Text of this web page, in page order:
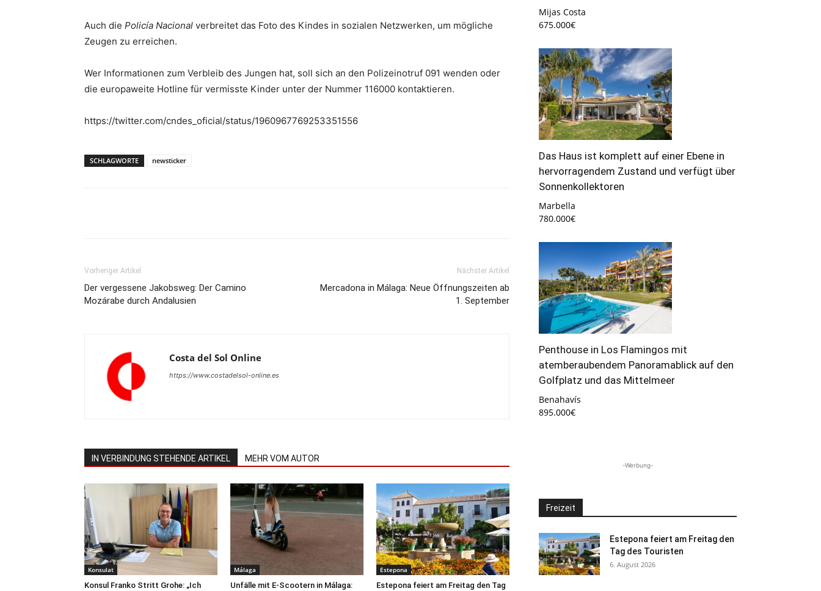
Auch die Policía Nacional verbreitet das Foto des Kindes in sozialen Netzwerken, um mögliche
Zeugen zu erreichen.
Wer Informationen zum Verbleib des Jungen hat, soll sich an den Polizeinotruf 091 wenden oder
die europaweite Hotline für vermisste Kinder unter der Nummer 116000 kontaktieren.
https://twitter.com/cndes_oficial/status/1960967769253351556
SCHLAGWORTE newsticker
Vorheriger Artikel
Der vergessene Jakobsweg: Der Camino
Mozárabe durch Andalusien
Nächster Artikel
Mercadona in Málaga: Neue Öffnungszeiten ab
1. September
Costa del Sol Online
https://www.costadelsol-online.es
IN VERBINDUNG STEHENDE ARTIKEL MEHR VOM AUTOR
Konsulat
Konsul Franko Stritt Grohe: „Ich
Málaga
Unfälle mit E-Scootern in Málaga:
Estepona
Estepona feiert am Freitag den Tag
Mijas Costa
675.000€
Das Haus ist komplett auf einer Ebene in
hervorragendem Zustand und verfügt über
Sonnenkollektoren
Marbella
780.000€
Penthouse in Los Flamingos mit
atemberaubendem Panoramablick auf den
Golfplatz und das Mittelmeer
Benahavís
895.000€
-Werbung-
Freizeit
Estepona feiert am Freitag den
Tag des Touristen
6. August 2026